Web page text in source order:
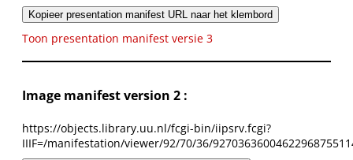
Kopieer presentation manifest URL naar het klembord
Toon presentation manifest versie 3
Image manifest version 2 :
https://objects.library.uu.nl/fcgi-bin/iipsrv.fcgi?
IIIF=/manifestation/viewer/92/70/36/